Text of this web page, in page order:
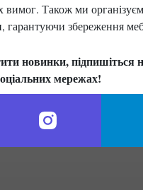
вимог. Також ми
гарантуючи збереження
новинки, підпишіться
мережах!